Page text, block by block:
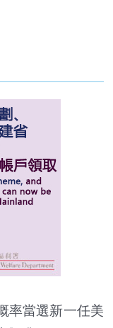
率當選新一任美